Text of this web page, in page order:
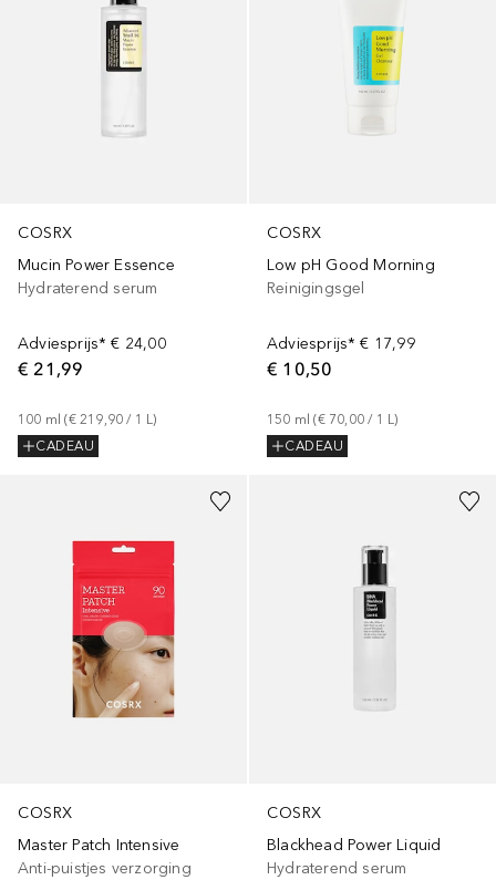
COSRX
Mucin Power Essence
Hydraterend serum
Adviesprijs* € 24,00
€ 21,99
100 ml (€ 219,90 / 1 L)
CADEAU
COSRX
Low pH Good Morning
Reinigingsgel
Adviesprijs* € 17,99
€ 10,50
150 ml (€ 70,00 / 1 L)
CADEAU
COSRX
Master Patch Intensive
Anti-puistjes verzorging
COSRX
Blackhead Power Liquid
Hydraterend serum